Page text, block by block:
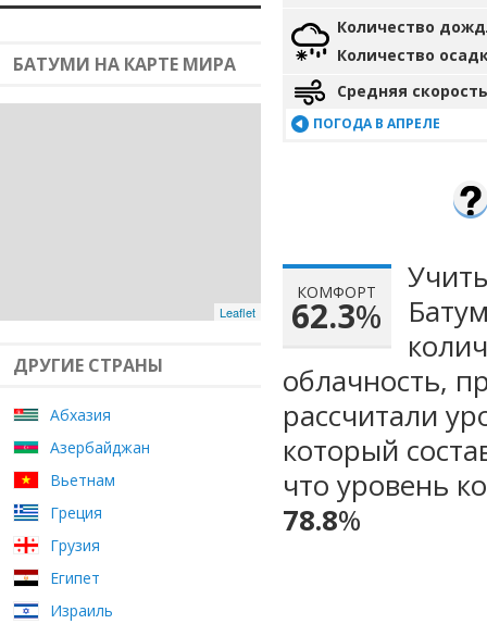
БАТУМИ НА КАРТЕ МИРА
Leaflet
ДРУГИЕ СТРАНЫ
Абхазия
Азербайджан
Вьетнам
Греция
Грузия
Египет
Израиль
Количество
Количество
Средняя
ПОГОДА В АПРЕЛЕ
КОМФОРТ
62.3%
облачность,
рассчитали
который
что уровень
78.8%